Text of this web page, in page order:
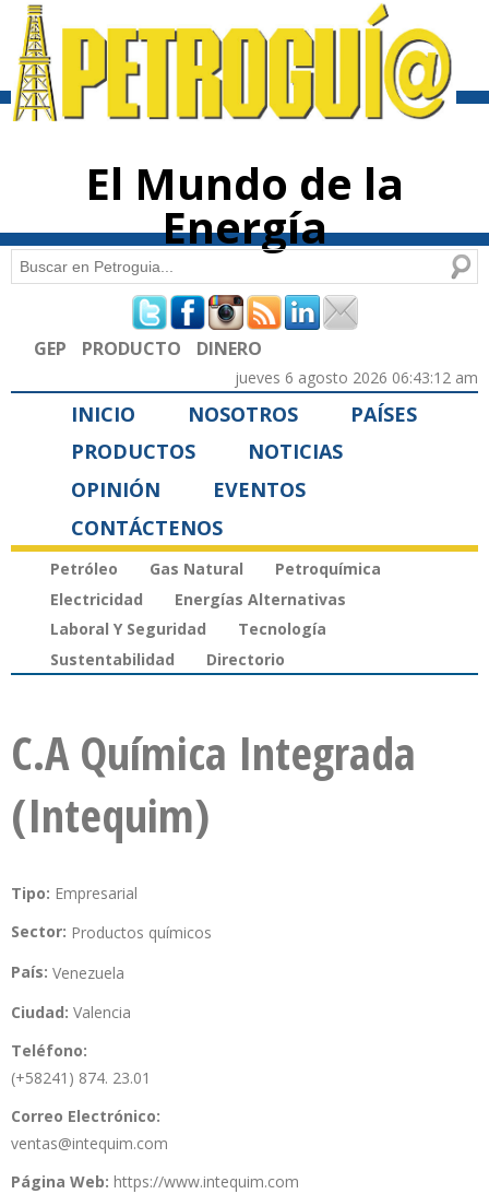
contenido
El Mundo de la
Energía
Formulario de búsqueda
Buscar
GEP PRODUCTO DINERO
jueves 6 agosto 2026 06:43:12 am
INICIO NOSOTROS
PAÍSES
PRODUCTOS
NOTICIAS
OPINIÓN
EVENTOS
CONTÁCTENOS
Petróleo Gas Natural
Petroquímica
Electricidad
Energías Alternativas
Laboral Y Seguridad
Tecnología
Sustentabilidad
Directorio
C.A Química Integrada
(Intequim)
Tipo: Empresarial
Sector: Productos químicos
País: Venezuela
Ciudad: Valencia
Teléfono:
(+58241) 874. 23.01
Correo Electrónico:
ventas@intequim.com
Página Web: https://www.intequim.com